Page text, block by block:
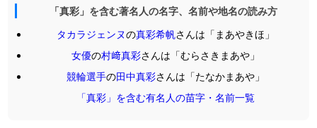
「真彩」を含む著名人の名字、名前や地名の読み方
タカラジェンヌの真彩希帆さんは「まあやきほ」
女優の村﨑真彩さんは「むらさきまあや」
競輪選手の田中真彩さんは「たなかまあや」
「真彩」を含む有名人の苗字・名前一覧